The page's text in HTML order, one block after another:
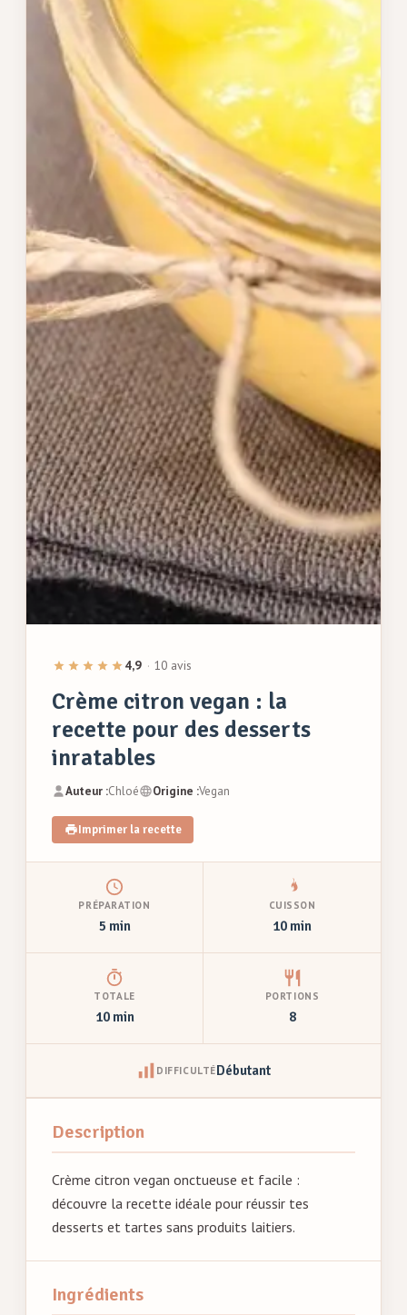
4,9 · 10 avis
Crème citron vegan : la
recette pour des desserts
inratables
Auteur :Chloé Origine :Vegan
Imprimer la recette
PRÉPARATION
5 min
CUISSON
10 min
TOTALE
10 min
PORTIONS
8
DIFFICULTÉ Débutant
Description
Crème citron vegan onctueuse et facile :
découvre la recette idéale pour réussir tes
desserts et tartes sans produits laitiers.
Ingrédients